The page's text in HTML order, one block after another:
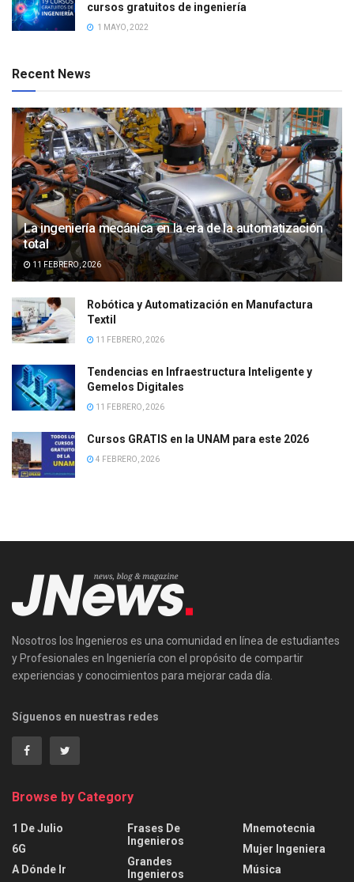
cursos gratuitos de ingeniería
1 MAYO, 2022
Recent News
La ingeniería mecánica en la era de la automatización
total
11 FEBRERO, 2026
Robótica y Automatización en Manufactura
Textil
11 FEBRERO, 2026
Tendencias en Infraestructura Inteligente y
Gemelos Digitales
11 FEBRERO, 2026
Cursos GRATIS en la UNAM para este 2026
4 FEBRERO, 2026
Nosotros los Ingenieros es una comunidad en línea de estudiantes
y Profesionales en Ingeniería con el propósito de compartir
experiencias y conocimientos para mejorar cada día.
Síguenos en nuestras redes
Browse by Category
1 De Julio
6G
A Dónde Ir
Frases De
Ingenieros
Grandes
Ingenieros
Mnemotecnia
Mujer Ingeniera
Música